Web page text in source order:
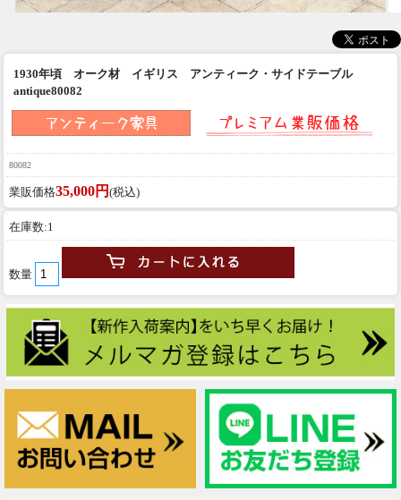
1930年頃 オーク材 イギリス アンティーク・サイドテーブル
antique80082
80082
業販価格35,000円 (税込)
在庫数:1
数量